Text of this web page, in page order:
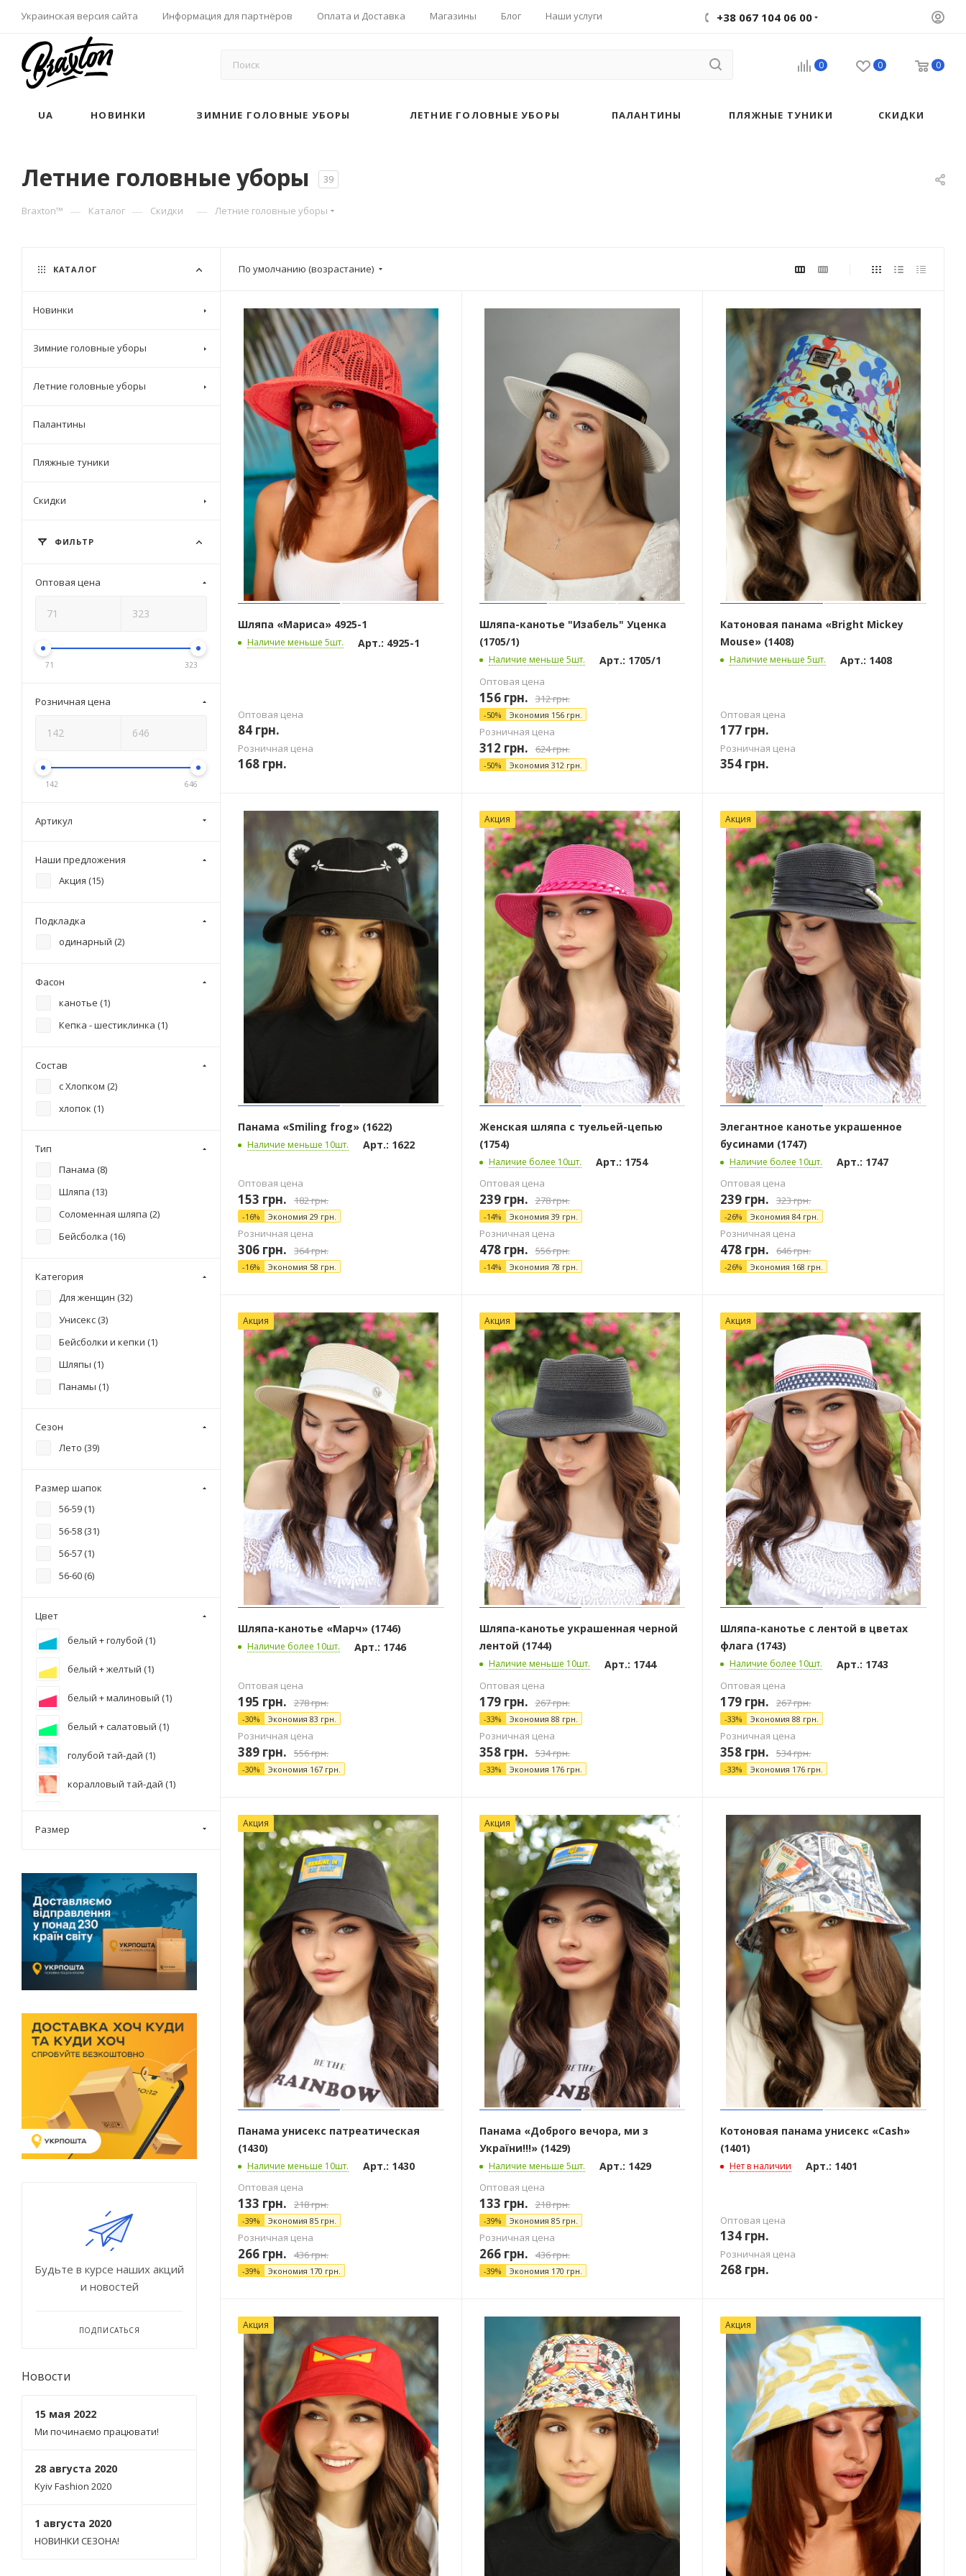
Украинская версия сайта Информация для партнёров Оплата и Доставка Магазины Блог Наши услуги +38 067 104 06 00
0 0 0
UA НОВИНКИ ЗИМНИЕ ГОЛОВНЫЕ УБОРЫ ЛЕТНИЕ ГОЛОВНЫЕ УБОРЫ ПАЛАНТИНЫ ПЛЯЖНЫЕ ТУНИКИ СКИДКИ
Летние головные уборы 39
Braxton™ — Каталог — Скидки — Летние головные уборы
По умолчанию (возрастание)
Шляпа «Мариса» 4925-1
Наличие меньше 5шт. Арт.: 4925-1
Оптовая цена
84 грн.
Розничная цена
168 грн.
Шляпа-канотье "Изабель" Уценка
(1705/1)
Наличие меньше 5шт. Арт.: 1705/1
Оптовая цена
156грн. 312грн.
-50% Экономия 156грн.
Розничная цена
312 грн. 624грн.
-50% Экономия 312 грн.
Катоновая панама «Bright Mickey
Mouse» (1408)
Наличие меньше 5шт. Арт.: 1408
Оптовая цена
177 грн.
Розничная цена
354 грн.
Панама «Smiling frog» (1622)
Наличие меньше 10шт. Арт.: 1622
Оптовая цена
153 грн. 182грн.
-16% Экономия 29 грн.
Розничная цена
306 грн. 364грн.
-16% Экономия 58 грн.
Акция
Женская шляпа с туельей-цепью
(1754)
Наличие более 10шт. Арт.: 1754
Оптовая цена
239грн. 278грн.
-14% Экономия 39 грн.
Розничная цена
478грн. 556грн.
-14% Экономия 78 грн.
Акция
Элегантное канотье украшенное
бусинами (1747)
Наличие более 10шт. Арт.: 1747
Оптовая цена
239 грн. 323грн.
-26% Экономия84грн.
Розничная цена
478 грн. 646грн.
-26% Экономия 168 грн.
Акция
Шляпа-канотье «Марч» (1746)
Наличие более 10шт. Арт.: 1746
Оптовая цена
195 грн. 278грн.
-30% Экономия 83 грн.
Розничная цена
389 грн. 556грн.
-30% Экономия 167 грн.
Акция
Шляпа-канотье украшенная черной
лентой (1744)
Наличие меньше 10шт. Арт.: 1744
Оптовая цена
179грн. 267грн.
-33% Экономия 88 грн.
Розничная цена
358грн. 534грн.
-33% Экономия 176грн.
Акция
Шляпа-канотье с лентой в цветах
флага (1743)
Наличие более 10шт. Арт.: 1743
Оптовая цена
179 грн. 267грн.
-33% Экономия88 грн.
Розничная цена
358 грн. 534грн.
-33% Экономия 176 грн.
Акция
Панама унисекс патреатическая
(1430)
Наличие меньше 10шт. Арт.: 1430
Оптовая цена
133 грн. 218грн.
-39% Экономия 85 грн.
Розничная цена
266 грн. 436грн.
-39% Экономия 170 грн.
Акция
Панама «Доброго вечора, ми з
України!!!» (1429)
Наличие меньше 5шт. Арт.: 1429
Оптовая цена
133 грн. 218грн.
-39% Экономия 85грн.
Розничная цена
266грн. 436грн.
-39% Экономия 170 грн.
Котоновая панама унисекс «Cash»
(1401)
Нет в наличии Арт.: 1401
Оптовая цена
134 грн.
Розничная цена
268 грн.
Акция Акция
КАТАЛОГ
Новинки
Зимние головные уборы
Летние головные уборы
Палантины
Пляжные туники
Скидки
ФИЛЬТР
Оптовая цена
71 323
Розничная цена
142 646
Артикул
Наши предложения
Акция (15)
Подкладка
одинарный (2)
Фасон
канотье (1)
Кепка - шестиклинка (1)
Состав
с Хлопком (2)
хлопок (1)
Тип
Панама (8)
Шляпа (13)
Соломенная шляпа (2)
Бейсболка (16)
Категория
Для женщин (32)
Унисекс (3)
Бейсболки и кепки (1)
Шляпы (1)
Панамы (1)
Сезон
Лето (39)
Размер шапок
56-59 (1)
56-58 (31)
56-57 (1)
56-60 (6)
Цвет
белый + голубой (1)
белый + желтый (1)
белый + малиновый (1)
белый + салатовый (1)
голубой тай-дай (1)
коралловый тай-дай (1)
малиновый тай-дай ( 2)
оранжевый тай-дай (1)
пиксель (2)
светлая пудра (
синий тай-дай ( 2
темная пудра ( )
темно-синий + черный (1)
цветной принт (
черный (
26
белый + черный (
бирюзовый (8)
бордовый (3
жемчужный (
зеленый (
золотой (1)
коралловый (
кремовый (
Размер
Будьте в курсе наших акций
и новостей
ПОДПИСАТЬСЯ
Новости
15 мая 2022
Ми починаємо працювати!
28 августа 2020
Kyiv Fashion 2020
1 августа 2020
НОВИНКИ СЕЗОНА!